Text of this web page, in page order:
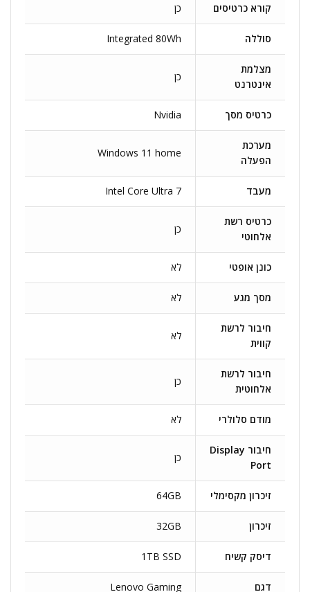
קורא כרטיסים כן
סוללה Integrated 80Wh
מצלמת
אינטרנט
כן
כרטיס מסך Nvidia
מערכת
הפעלה
Windows 11 home
מעבד Intel Core Ultra 7
כרטיס רשת
אלחוטי
כן
כונן אופטי לא
מסך מגע לא
חיבור לרשת
קווית
לא
חיבור לרשת
אלחוטית
כן
מודם סלולרי לא
חיבור Display
Port
כן
זיכרון מקסימלי 64GB
זיכרון 32GB
דיסק קשיח 1TB SSD
דגם Lenovo Gaming